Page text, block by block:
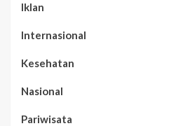
Iklan
Internasional
Kesehatan
Nasional
Pariwisata